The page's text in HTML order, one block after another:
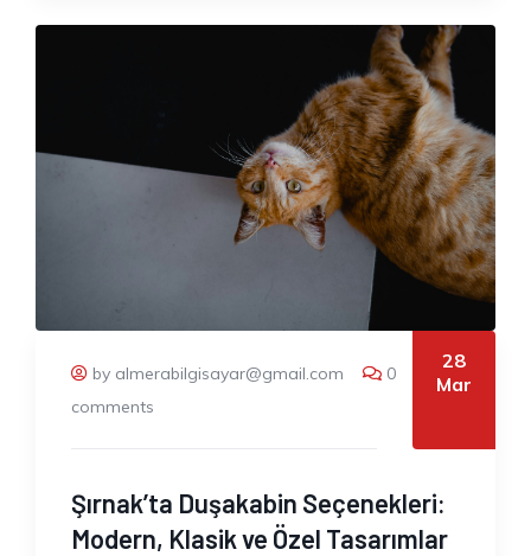
by almerabilgisayar@gmail.com
0
comments
28
Mar
Şırnak’ta Duşakabin Seçenekleri:
Modern, Klasik ve Özel Tasarımlar